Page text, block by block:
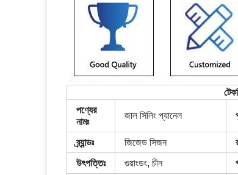
পণ্যের
নামঃ
জাল সিলিং প্যানেল
ব্র্যান্ডঃ জিজেড সিজন
উৎপত্তিঃ
গুয়াংডং, চীন